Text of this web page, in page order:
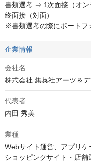
書類選考 ⇒ 1次面接（オ
終面接（対面）
※書類選考の際にポートフ
企業情報
会社名
株式会社 集英社アーツ＆
代表者
内田 秀美
業種
Webサイト運営、アプリ
ショッピングサイト・店